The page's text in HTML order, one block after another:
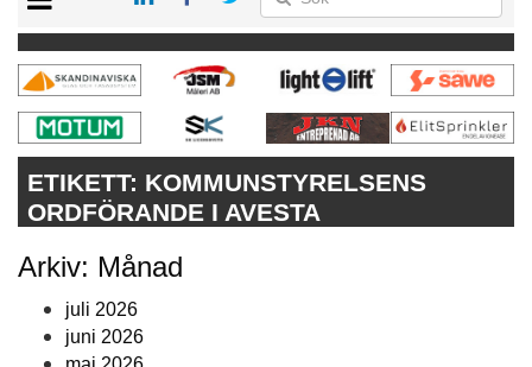
PRENUMERERA
VÅRA ANDRA MAGASIN
ANNONSERA
KONTAKT
ETIKETT: KOMMUNSTYRELSENS
ORDFÖRANDE I AVESTA
Arkiv: Månad
juli 2026
juni 2026